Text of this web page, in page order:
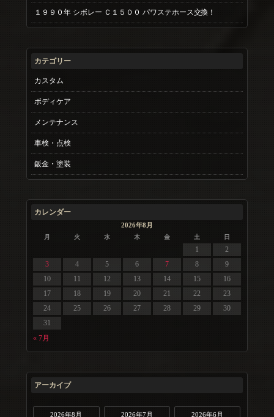
１９９０年 シボレー Ｃ１５００ パワステホース交換！
カテゴリー
カスタム
ボディケア
メンテナンス
車検・点検
鈑金・塗装
カレンダー
2026年8月
月 火 水 木 金 土 日
« 7月
1
2
3
4 5 6 7 8
9
10
11 12 13 14 15
16
17
18 19 20 21 22
23
24
25 26 27 28 29
30
31
アーカイブ
2026年8月 2026年7月 2026年6月